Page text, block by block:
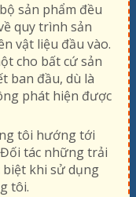
sản phẩm đều
quy trình sản
vật liệu đầu vào.
cho bất cứ sản
ban đầu, dù là
phát hiện được
tôi hướng tới
tác những trải
biệt khi sử dụng
tôi.